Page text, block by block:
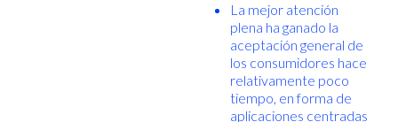
La mejor atención
plena ha ganado la
aceptación general de
los consumidores hace
relativamente poco
tiempo, en forma de
aplicaciones centradas